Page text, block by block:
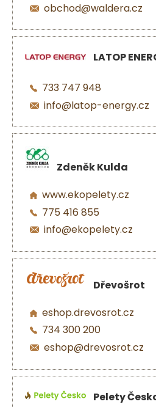
obchod@waldera.cz
LATOP
733 747 948
info@latop-energy.cz
Zdeněk Kulda
www.ekopelety.cz
775 416 855
info@ekopelety.cz
Dřevošrot
eshop.drevosrot.cz
734 300 200
eshop@drevosrot.cz
Pelety